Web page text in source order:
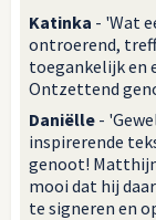
Katinka - 'Wat
ontroerend,
toegankelijk en
Ontzettend
Daniëlle -
inspirerende
genoot!
mooi dat hij
te signeren en